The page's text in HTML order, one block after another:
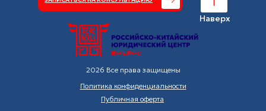
2026 Все права защищены
Политика конфиденциальности
Публичная оферта
Наверх